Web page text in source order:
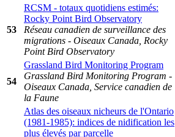
53
RCSM - totaux quotidiens estimés:
Rocky Point Bird Observatory
Réseau canadien de surveillance des
migrations - Oiseaux Canada, Rocky
Point Bird Observatory
54
Grassland Bird Monitoring Program
Grassland Bird Monitoring Program -
Oiseaux Canada, Service canadien de
la Faune
Atlas des oiseaux nicheurs de l'Ontario
(1981-1985): indices de nidification les
plus élevés par parcelle